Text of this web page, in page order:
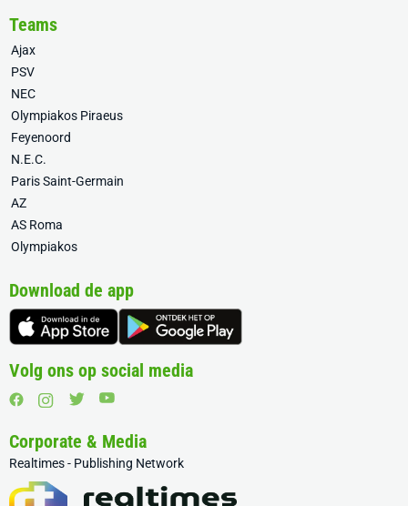
Teams
Ajax
PSV
NEC
Olympiakos Piraeus
Feyenoord
N.E.C.
Paris Saint-Germain
AZ
AS Roma
Olympiakos
Download de app
Volg ons op social media
Corporate & Media
Realtimes - Publishing Network